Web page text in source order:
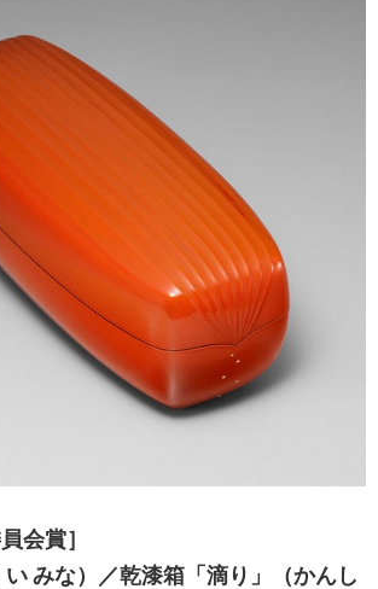
会賞］
みな）／乾漆箱「滴り」（かんし